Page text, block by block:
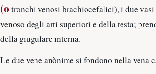
(otronchi venosi brachiocefalici), i due
venoso degli arti superiori e della testa;
della giugulare interna.
Le due vene anònime si fondono nella vena